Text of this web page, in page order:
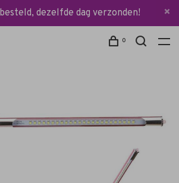
dezelfde dag verzonden!
0